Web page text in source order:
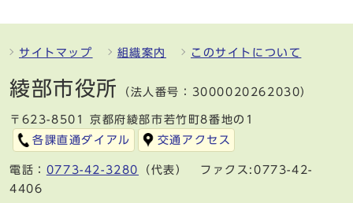
サイトマップ 組織案内 このサイトについて
綾部市役所 （法人番号：3000020262030）
〒623-8501 京都府綾部市若竹町8番地の1
各課直通ダイアル
交通アクセス
電話： 0773-42-3280
（代表） ファクス:0773-42-
4406